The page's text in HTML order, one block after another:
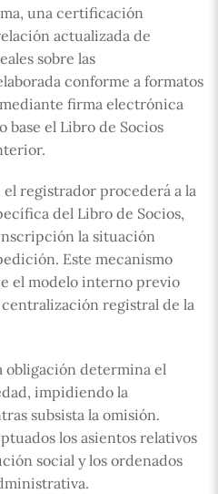
una certificación
actualizada de
sobre las
conforme a formatos
firma electrónica
base el Libro de Socios
registrador procederá a la
del Libro de Socios,
la situación
Este mecanismo
el modelo interno previo
registral de la
obligación determina el
impidiendo la
subsista la omisión.
los asientos relativos
social y los ordenados